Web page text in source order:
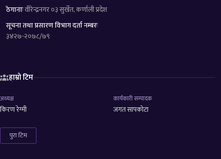
ठेगानाःवीरेन्द्रनगर ०३ सुर्खेत, कर्णाली प्रदेश
सूचना तथा प्रसारण विभाग दर्ता नम्बरः
३४२७-२०७८/७९
हाम्रो टिम
अध्यक्ष
किरण रेग्मी
कार्यकारी सम्पादक
जगत सापकोटा
पुरा टिम